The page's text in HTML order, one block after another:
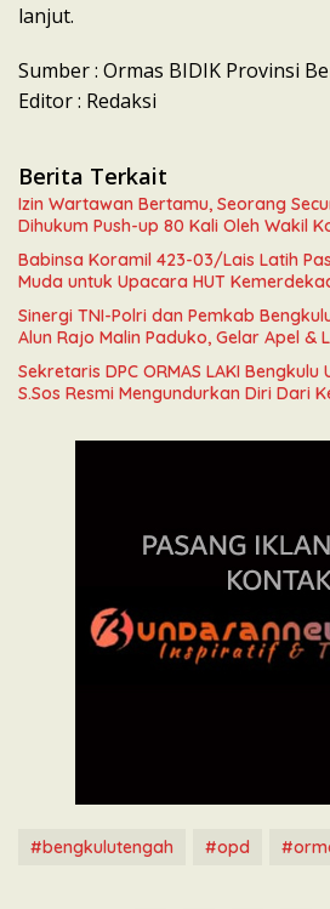
lanjut.
Sumber : Ormas BIDIK Provinsi
Editor : Redaksi
Berita Terkait
Izin Wartawan Bertamu, Seorang
Dihukum Push-up 80 Kali Oleh Wakil
Babinsa Koramil 423-03/Lais Latih
Muda untuk Upacara HUT
Sinergi TNI-Polri dan Pemkab
Alun Rajo Malin Paduko, Gelar Apel &
Sekretaris DPC ORMAS LAKI
S.Sos Resmi Mengundurkan Diri Dari
#bengkulutengah #opd